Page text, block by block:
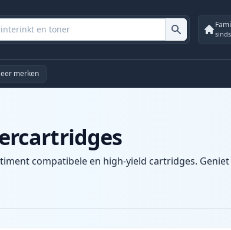
merken
compatibele en high-yield cartridges.